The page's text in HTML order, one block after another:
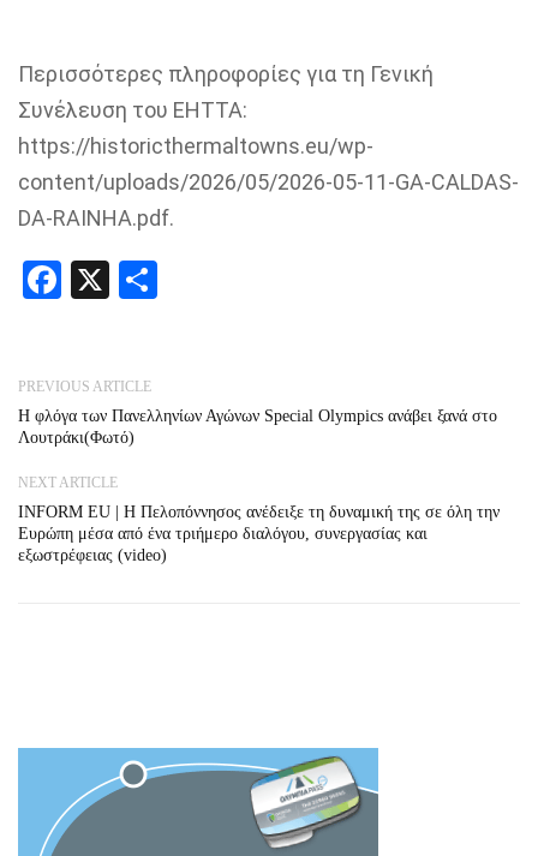
Περισσότερες πληροφορίες για τη Γενική
Συνέλευση του EHTTA:
https://historicthermaltowns.eu/wp-
content/uploads/2026/05/2026-05-11-GA-CALDAS-
DA-RAINHA.pdf.
Facebook
X
PREVIOUS ARTICLE
Η φλόγα των Πανελληνίων Αγώνων Special Olympics ανάβει ξανά στο
Λουτράκι(Φωτό)
NEXT ARTICLE
INFORM EU | Η Πελοπόννησος ανέδειξε τη δυναμική της σε όλη την
Ευρώπη μέσα από ένα τριήμερο διαλόγου, συνεργασίας και
εξωστρέφειας (video)